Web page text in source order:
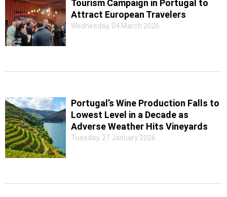
Tourism Campaign in Portugal to
Attract European Travelers
Wednesday, 04 March 2026
Portugal’s Wine Production Falls to
Lowest Level in a Decade as
Adverse Weather Hits Vineyards
Tuesday, 27 January 2026